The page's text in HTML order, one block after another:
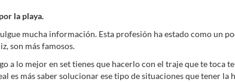
la playa.
mucha información. Esta profesión ha estado como un
son más famosos.
lo mejor en set tienes que hacerlo con el traje que te toca
más saber solucionar ese tipo de situaciones que tener